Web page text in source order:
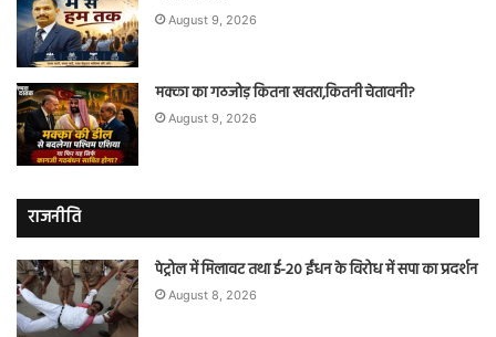
August 9, 2026
मक्का का गठजोड़ कितना खतरा,कितनी चेतावनी?
August 9, 2026
राजनीति
पेट्रोल में मिलावट तथा ई-20 ईंधन के विरोध में सपा का प्रदर्शन
August 8, 2026